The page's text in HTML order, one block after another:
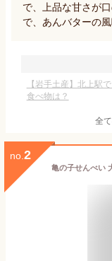
で、上品な甘さが
で、あんバターの
【岩手土産】北上駅
食べ物は？
全
no. 2